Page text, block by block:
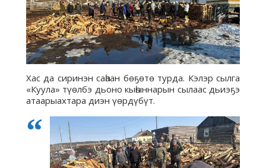
Хас да сиринэн саһаан бөҕөтө турда. Кэлэр сылга
«Куула» түөлбэ дьоно кыһыннарын сылаас дьиэҕэ
атаарыахтара диэн үөрдүбүт.